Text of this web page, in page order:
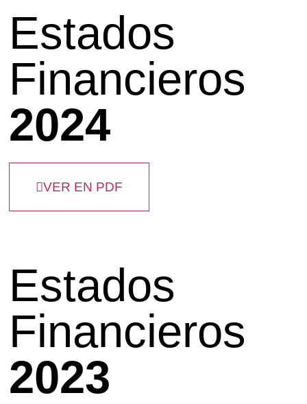
Estados
Financieros
2024
VER EN PDF
Estados
Financieros
2023